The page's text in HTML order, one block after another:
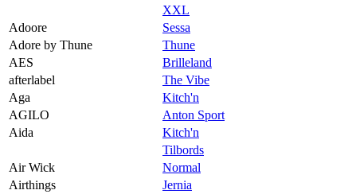
XXL
Adoore
Sessa
Adore by Thune
Thune
AES
Brilleland
afterlabel
The Vibe
Aga
Kitch'n
AGILO
Anton Sport
Aida
Kitch'n
Tilbords
Air Wick
Normal
Airthings
Jernia